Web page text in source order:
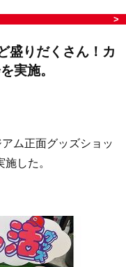
盛りだくさん！カ
実施。
ム正面グッズショッ
した。